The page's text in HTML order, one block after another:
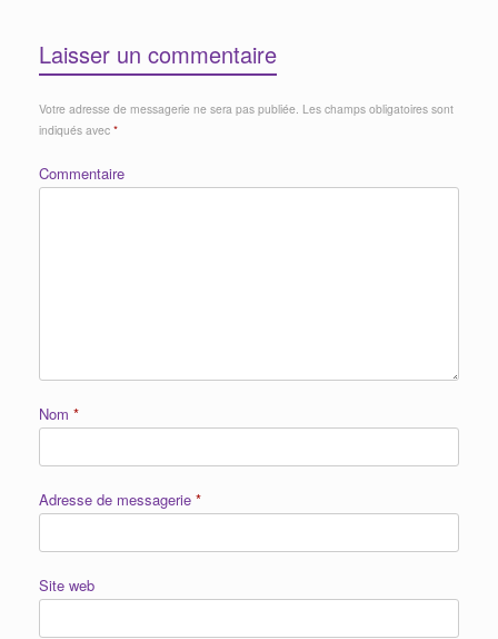
Laisser un commentaire
Votre adresse de messagerie ne sera pas publiée. Les champs obligatoires sont
indiqués avec *
Commentaire
Nom *
Adresse de messagerie *
Site web